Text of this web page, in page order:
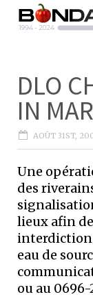
DLO
IN
AOÛT 31ST,
Une
des
lieux afin
interdiction
eau de
ou au 0696-